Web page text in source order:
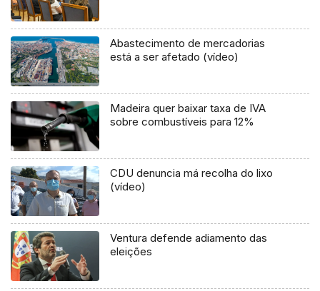
Abastecimento de mercadorias
está a ser afetado (vídeo)
Madeira quer baixar taxa de IVA
sobre combustíveis para 12%
CDU denuncia má recolha do lixo
(vídeo)
Ventura defende adiamento das
eleições